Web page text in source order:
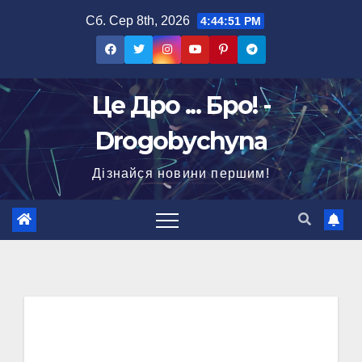
Сб. Сер 8th, 2026 4:44:52 PM
Це Дро ... Бро! -
Drogobychyna
Дізнайся новини першим!